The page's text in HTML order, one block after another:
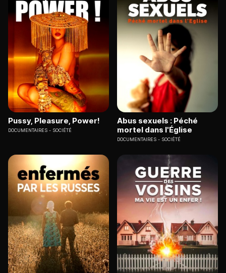
Pussy, Pleasure, Power!
DOCUMENTAIRES SOCIÉTÉ
Abus sexuels : Péché
mortel dans l'Église
DOCUMENTAIRES SOCIÉTÉ